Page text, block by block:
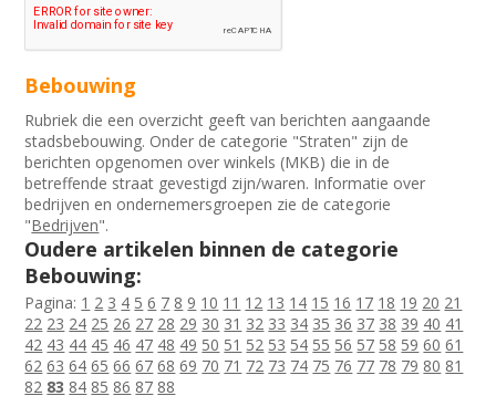
Bebouwing
Rubriek die een overzicht geeft van berichten aangaande
stadsbebouwing. Onder de categorie "Straten" zijn de
berichten opgenomen over winkels (MKB) die in de
betreffende straat gevestigd zijn/waren. Informatie over
bedrijven en ondernemersgroepen zie de categorie
"Bedrijven".
Oudere artikelen binnen de categorie
Bebouwing:
Pagina: 1 2 3 4 5 6 7 8 9 10 11 12 13 14 15 16 17 18 19 20 21
22 23 24 25 26 27 28 29 30 31 32 33 34 35 36 37 38 39 40 41
42 43 44 45 46 47 48 49 50 51 52 53 54 55 56 57 58 59 60 61
62 63 64 65 66 67 68 69 70 71 72 73 74 75 76 77 78 79 80 81
82 83 84 85 86 87 88